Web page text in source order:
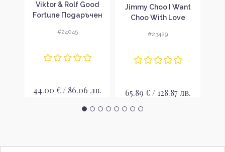
Viktor & Rolf Good
Fortune Подаръчен
#24045
44.00 € / 86.06 лв.
Jimmy Choo I Want
Choo With Love
за жени
#23429
65.89 € / 128.87 лв.